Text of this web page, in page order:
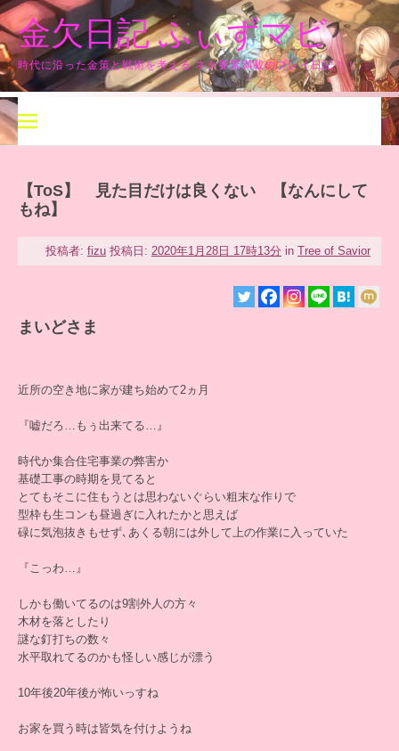
コ
ン
テ
ン
ツ
へ
ス
キ
ッ
金欠日記 ふぃずマビ
時代に沿った金策と戦術を考える ネタ要素満載のプレイ日記！！
【ToS】 見た目だけは良くない 【なんにして
もね】
投稿者: fizu 投稿日: 2020年1月28日 17時13分 in Tree of Savior
まいどさま
近所の空き地に家が建ち始めて2ヵ月
『嘘だろ…もぅ出来てる…』
時代か集合住宅事業の弊害か
基礎工事の時期を見てると
とてもそこに住もうとは思わないぐらい粗末な作りで
型枠も生コンも昼過ぎに入れたかと思えば
碌に気泡抜きもせず､あくる朝には外して上の作業に入っていた
『こっわ…』
しかも働いてるのは9割外人の方々
木材を落としたり
謎な釘打ちの数々
水平取れてるのかも怪しい感じが漂う
10年後20年後が怖いっすね
お家を買う時は皆気を付けようね